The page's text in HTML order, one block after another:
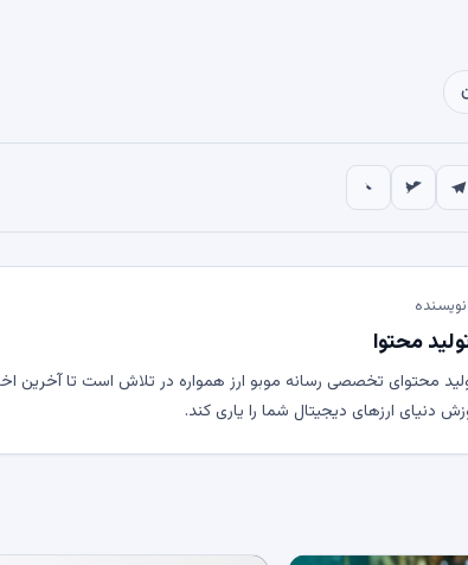
نویسنده
محتوا
محتوای تخصصی رسانه موبو ارز همواره در تلاش است تا آخرین
دنیای ارزهای دیجیتال شما را یاری کند.